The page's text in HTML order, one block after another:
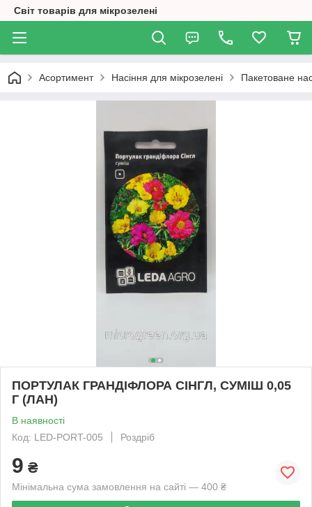
Світ товарів для мікрозелені
Асортимент Насіння для мікрозелені Пакетоване
ПОРТУЛАК ГРАНДІФЛОРА СІНГЛ, СУМІШ 0,05
Г (ЛАН)
В наявності
Код: LED-PORT-005
Роздріб
9 ₴
Мінімальна сума замовлення на сайті — 400 ₴